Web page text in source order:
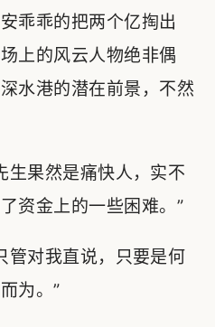
乖乖的把两个亿掏出
上的风云人物绝非偶
水港的潜在前景，不然
果然是痛快人，实不
资金上的一些困难。”
对我直说，只要是何
为。”